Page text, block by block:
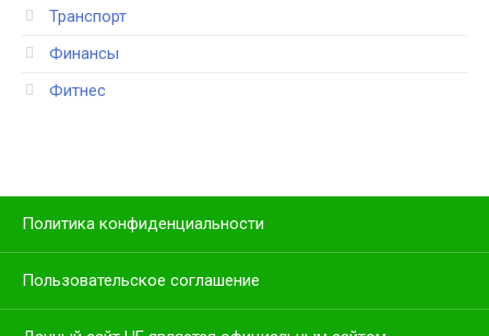
Транспорт
Финансы
Фитнес
Политика конфиденциальности
Пользовательское соглашение